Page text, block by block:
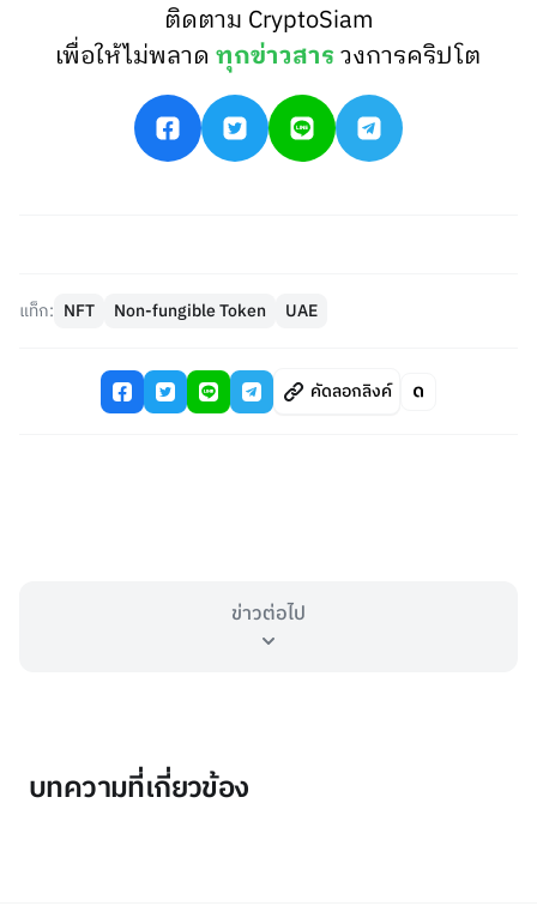
ติดตาม CryptoSiam
เพื่อให้ไม่พลาดทุกข่าวสารวงการคริปโต
แท็ก: NFT Non-fungible Token UAE
คัดลอกลิงค์
ข่าวต่อไป
บทความที่เกี่ยวข้อง